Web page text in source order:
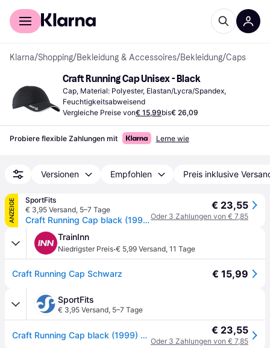
Für Shopper
Klarna/Shopping/Bekleidung & Accessoires/Bekleidung/Caps
Craft Running Cap Unisex - Black
Cap, Material: Polyester, Elastan/Lycra/Spandex,
Feuchtigkeitsabweisend
Vergleiche Preise von€ 15,99bis€ 26,09
Probiere flexible Zahlungen mit Lerne wie
Versionen Empfohlen Preis inklusive
ANZEIGE
SportFits
€ 3,95 Versand, 5–7 Tage
Craft Running Cap black (1999) ONESIZE
€ 23,55
Oder 3 Zahlungen von € 7,85
TrainInn
Niedrigster Preis·€ 5,99 Versand, 11 Tage
Craft Running Cap Schwarz € 15,99
SportFits
€ 3,95 Versand, 5–7 Tage
Craft Running Cap black (1999) ONESIZE € 23,55
Oder 3 Zahlungen von € 7,85